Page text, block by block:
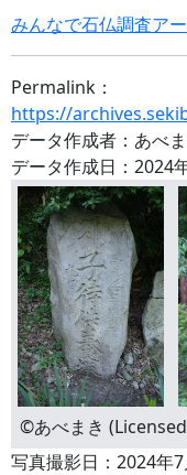
みんなで石仏調査ア
Permalink：
https://
データ作成者：あべ
データ作成日：2024
©あべまき
写真撮影日：2024年